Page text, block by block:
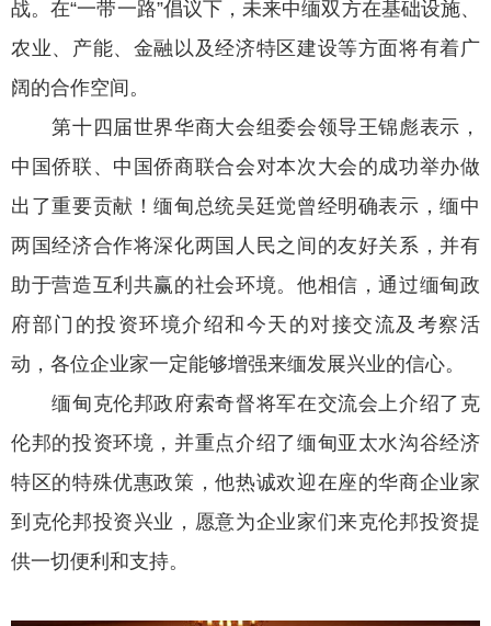
战。在“一带一路”倡议下，未来中缅双方在基础设施、
农业、产能、金融以及经济特区建设等方面将有着广
阔的合作空间。
第十四届世界华商大会组委会领导王锦彪表示，
中国侨联、中国侨商联合会对本次大会的成功举办做
出了重要贡献！缅甸总统吴廷觉曾经明确表示，缅中
两国经济合作将深化两国人民之间的友好关系，并有
助于营造互利共赢的社会环境。他相信，通过缅甸政
府部门的投资环境介绍和今天的对接交流及考察活
动，各位企业家一定能够增强来缅发展兴业的信心。
缅甸克伦邦政府索奇督将军在交流会上介绍了克
伦邦的投资环境，并重点介绍了缅甸亚太水沟谷经济
特区的特殊优惠政策，他热诚欢迎在座的华商企业家
到克伦邦投资兴业，愿意为企业家们来克伦邦投资提
供一切便利和支持。